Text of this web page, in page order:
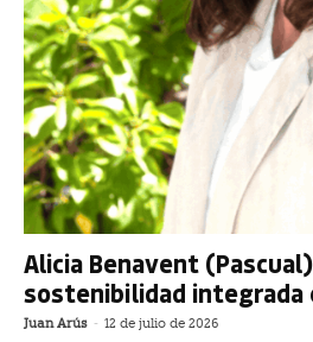
Alicia Benavent
sostenibilidad integrada
Juan Arús - 12 de julio de 2026